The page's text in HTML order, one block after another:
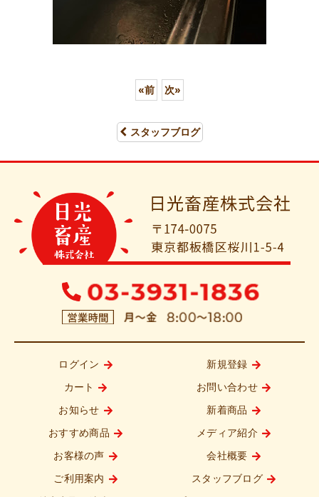
«前 次»
スタッフブログ
ログイン 新規登録
カート お問い合わせ
お知らせ 新着商品
おすすめ商品 メディア紹介
お客様の声 会社概要
ご利用案内 スタッフブログ